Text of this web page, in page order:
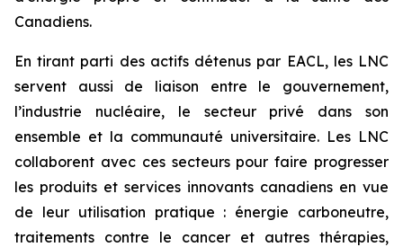
Canadiens.
En tirant parti des actifs détenus par EACL, les LNC
servent aussi de liaison entre le gouvernement,
l’industrie nucléaire, le secteur privé dans son
ensemble et la communauté universitaire. Les LNC
collaborent avec ces secteurs pour faire progresser
les produits et services innovants canadiens en vue
de leur utilisation pratique : énergie carboneutre,
traitements contre le cancer et autres thérapies,